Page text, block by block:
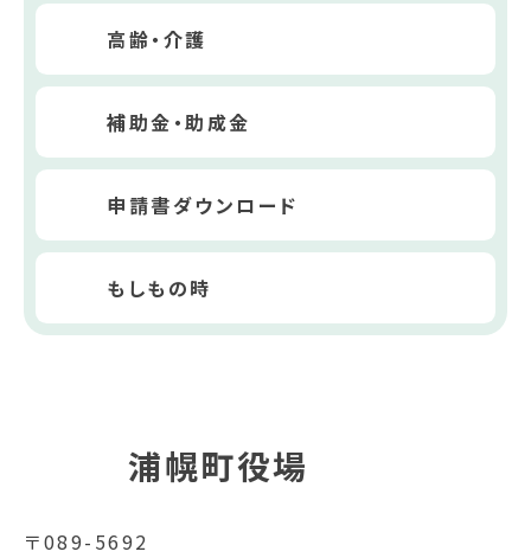
高齢・介護
補助金・助成金
申請書ダウンロード
もしもの時
浦幌町役場
〒089-5692